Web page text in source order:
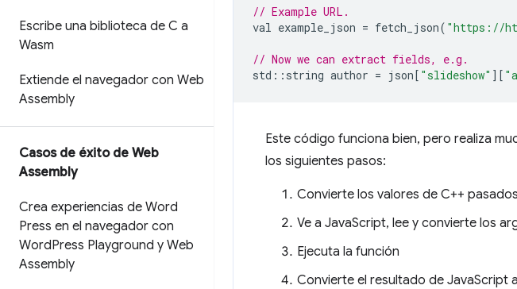
Escribe una biblioteca de C a
Wasm
Extiende el navegador con Web
Assembly
Casos de éxito de Web
Assembly
Crea experiencias de Word
Press en el navegador con
WordPress Playground y Web
Assembly
// Example URL.
val example_json = fetch_json( "https://
// Now we can extract fields, e.g.
std :: string author = json[ "slideshow" ][
Este código funciona bien, pero realiza
los siguientes pasos:
Convierte los valores de C++
Ve a JavaScript, lee y convierte los
Ejecuta la función
Convierte el resultado de JavaScript